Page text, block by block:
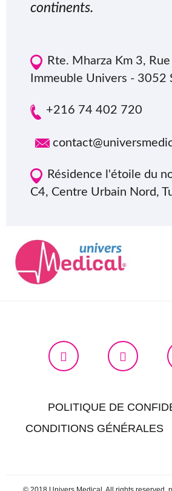
continents.
Rte. Mharza Km 3,
Immeuble Univers - 3052
+216 74 402 720
Résidence l'étoile du
C4, Centre Urbain Nord,
POLITIQUE DE
CONDITIONS GÉNÉRALES